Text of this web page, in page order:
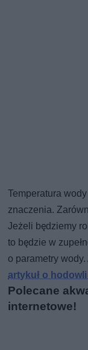
Temperatura
znaczenia.
Jeżeli będziemy
to będzie w
o parametry
artykuł o
Polecane
internetowe!